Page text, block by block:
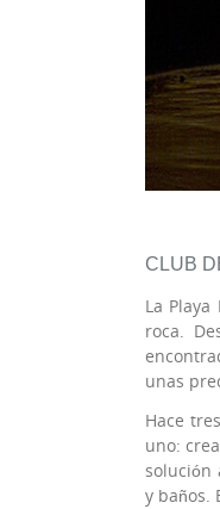
CLUB
La
roca.
unas
Hace
uno:
solución
y baños.